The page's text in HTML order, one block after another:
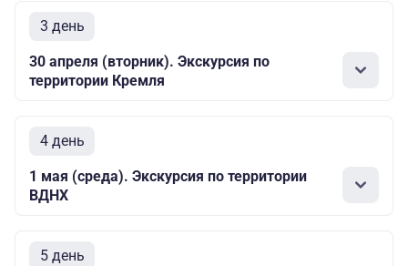
3 день
30 апреля (вторник). Экскурсия по
территории Кремля
4 день
1 мая (среда). Экскурсия по территории
ВДНХ
5 день